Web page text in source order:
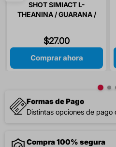
SHOT SIMIACT L-
THEANINA / GUARANA /
$27.00
Comprar ahora
Formas de Pago
Distintas opciones de pago
Compra 100% segura